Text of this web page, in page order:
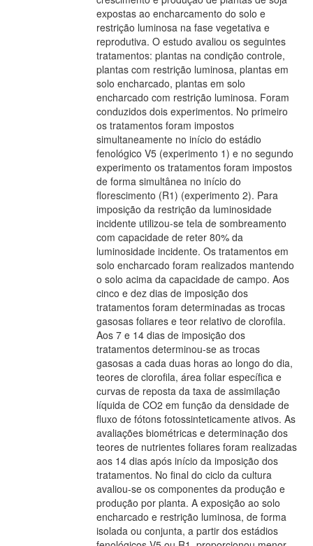
expostas ao encharcamento do solo e
restrição luminosa na fase vegetativa e
reprodutiva. O estudo avaliou os seguintes
tratamentos: plantas na condição controle,
plantas com restrição luminosa, plantas em
solo encharcado, plantas em solo
encharcado com restrição luminosa. Foram
conduzidos dois experimentos. No primeiro
os tratamentos foram impostos
simultaneamente no início do estádio
fenológico V5 (experimento 1) e no segundo
experimento os tratamentos foram impostos
de forma simultânea no início do
florescimento (R1) (experimento 2). Para
imposição da restrição da luminosidade
incidente utilizou-se tela de sombreamento
com capacidade de reter 80% da
luminosidade incidente. Os tratamentos em
solo encharcado foram realizados mantendo
o solo acima da capacidade de campo. Aos
cinco e dez dias de imposição dos
tratamentos foram determinadas as trocas
gasosas foliares e teor relativo de clorofila.
Aos 7 e 14 dias de imposição dos
tratamentos determinou-se as trocas
gasosas a cada duas horas ao longo do dia,
teores de clorofila, área foliar específica e
curvas de reposta da taxa de assimilação
líquida de CO2 em função da densidade de
fluxo de fótons fotossinteticamente ativos. As
avaliações biométricas e determinação dos
teores de nutrientes foliares foram realizadas
aos 14 dias após início da imposição dos
tratamentos. No final do ciclo da cultura
avaliou-se os componentes da produção e
produção por planta. A exposição ao solo
encharcado e restrição luminosa, de forma
isolada ou conjunta, a partir dos estádios